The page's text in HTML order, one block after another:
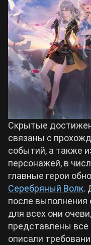
Crimson Desert
Zenless Zone
Kingdom Come:
Path of Exile 2
Wuthering Waves
Roblox
Hogwarts
Билды
Билды
Билды
Билды Path of
Скрытые
связаны с
событий, а также
персонажей, в
главные герои
Серебряный Волк.
после выполнения
для всех они
представлены все
описали